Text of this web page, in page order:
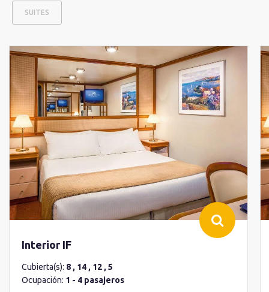
SUITES
Interior IF
Cubierta(s): 8 , 14 , 12 , 5
Ocupación: 1 - 4 pasajeros